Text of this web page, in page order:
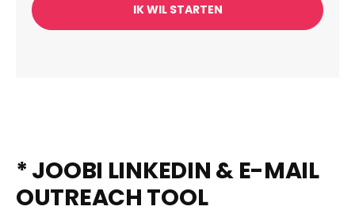
IK WIL STARTEN
* JOOBI LINKEDIN & E-MAIL
OUTREACH TOOL